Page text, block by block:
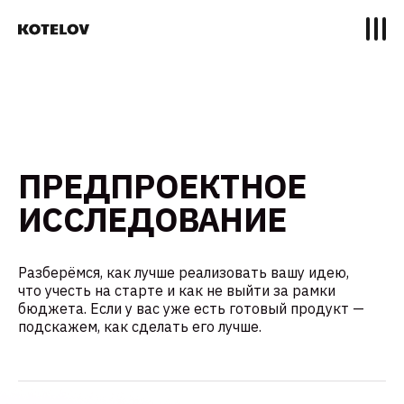
ПРЕДПРОЕКТНОЕ
ИССЛЕДОВАНИЕ
Разберёмся, как лучше реализовать вашу идею,
что учесть на старте и как не выйти за рамки
бюджета. Если у вас уже есть готовый продукт —
подскажем, как сделать его лучше.